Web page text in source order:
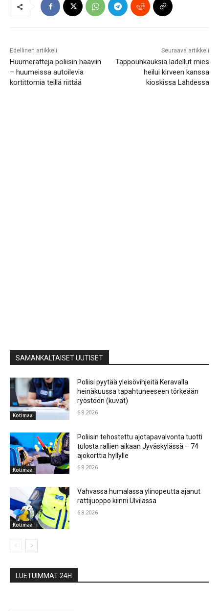
Edellinen artikkeli
Huumeratteja poliisin haaviin
– huumeissa autoilevia
kortittomia teillä riittää
Seuraava artikkeli
Tappouhkauksia ladellut mies
heilui kirveen kanssa
kioskissa Lahdessa
SAMANKALTAISET UUTISET
Kotimaa
Poliisi pyytää yleisövihjeitä Keravalla
heinäkuussa tapahtuneeseen törkeään
ryöstöön (kuvat)
6.8.2026
Kotimaa
Poliisin tehostettu ajotapavalvonta tuotti
tulosta rallien aikaan Jyväskylässä – 74
ajokorttia hyllylle
6.8.2026
Kotimaa
Vahvassa humalassa ylinopeutta ajanut
rattijuoppo kiinni Ulvilassa
6.8.2026
LUETUIMMAT 24H